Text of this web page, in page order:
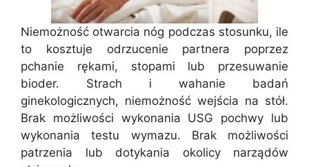
Niemożność otwarcia nóg podczas stosunku, ile
to kosztuje odrzucenie partnera poprzez
pchanie rękami, stopami lub przesuwanie
bioder. Strach i wahanie badań
ginekologicznych, niemożność wejścia na stół.
Brak możliwości wykonania USG pochwy lub
wykonania testu wymazu. Brak możliwości
patrzenia lub dotykania okolicy narządów